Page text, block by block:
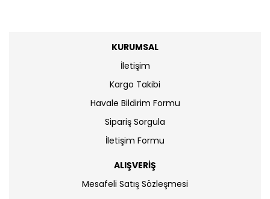
KURUMSAL
İletişim
Kargo Takibi
Havale Bildirim Formu
Sipariş Sorgula
İletişim Formu
ALIŞVERİŞ
Mesafeli Satış Sözleşmesi